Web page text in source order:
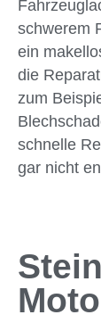
schwerem
ein
die
zum
schnelle
gar nicht